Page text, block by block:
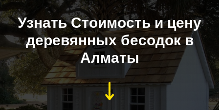
Узнать Стоимость и цену
деревянных бесодок в
Алматы